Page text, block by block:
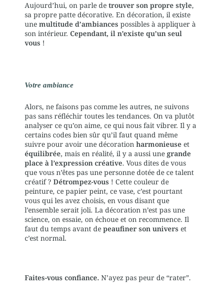
Aujourd’hui, on parle de trouver son propre style,
sa propre patte décorative. En décoration, il existe
une multitude d’ambiances possibles à appliquer à
son intérieur. Cependant, il n’existe qu’un seul
vous !
Votre ambiance
Alors, ne faisons pas comme les autres, ne suivons
pas sans réfléchir toutes les tendances. On va plutôt
analyser ce qu’on aime, ce qui nous fait vibrer. Il y a
certains codes bien sûr qu’il faut quand même
suivre pour avoir une décoration harmonieuse et
équilibrée, mais en réalité, il y a aussi une grande
place à l’expression créative. Vous dites de vous
que vous n’êtes pas une personne dotée de ce talent
créatif ? Détrompez-vous ! Cette couleur de
peinture, ce papier peint, ce vase, c’est pourtant
vous qui les avez choisis, en vous disant que
l’ensemble serait joli. La décoration n’est pas une
science, on essaie, on échoue et on recommence. Il
faut du temps avant de peaufiner son univers et
c’est normal.
Faites-vous confiance. N’ayez pas peur de “rater”.